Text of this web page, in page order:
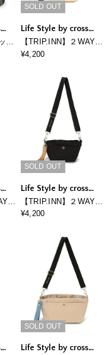
タ
SOLD OUT
Life Style by cross
marche
【TRIP.INN】２WAY
ぴったりポケット横型
¥4,200
SOLD OUT
Life Style by cross
marche
【TRIP.INN】２WAY
ぴったりポケット横型
¥4,200
SOLD OUT
Life Style by cross